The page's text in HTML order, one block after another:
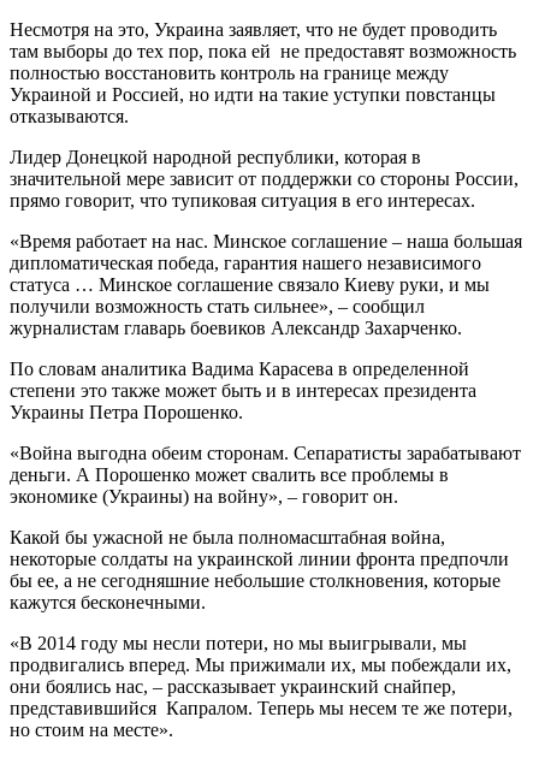
Несмотря на это, Украина заявляет, что не будет проводить
там выборы до тех пор, пока ей не предоставят возможность
полностью восстановить контроль на границе между
Украиной и Россией, но идти на такие уступки повстанцы
отказываются.
Лидер Донецкой народной республики, которая в
значительной мере зависит от поддержки со стороны России,
прямо говорит, что тупиковая ситуация в его интересах.
«Время работает на нас. Минское соглашение – наша большая
дипломатическая победа, гарантия нашего независимого
статуса … Минское соглашение связало Киеву руки, и мы
получили возможность стать сильнее», – сообщил
журналистам главарь боевиков Александр Захарченко.
По словам аналитика Вадима Карасева в определенной
степени это также может быть и в интересах президента
Украины Петра Порошенко.
«Война выгодна обеим сторонам. Сепаратисты зарабатывают
деньги. А Порошенко может свалить все проблемы в
экономике (Украины) на войну», – говорит он.
Какой бы ужасной не была полномасштабная война,
некоторые солдаты на украинской линии фронта предпочли
бы ее, а не сегодняшние небольшие столкновения, которые
кажутся бесконечными.
«В 2014 году мы несли потери, но мы выигрывали, мы
продвигались вперед. Мы прижимали их, мы побеждали их,
они боялись нас, – рассказывает украинский снайпер,
представившийся Капралом. Теперь мы несем те же потери,
но стоим на месте».